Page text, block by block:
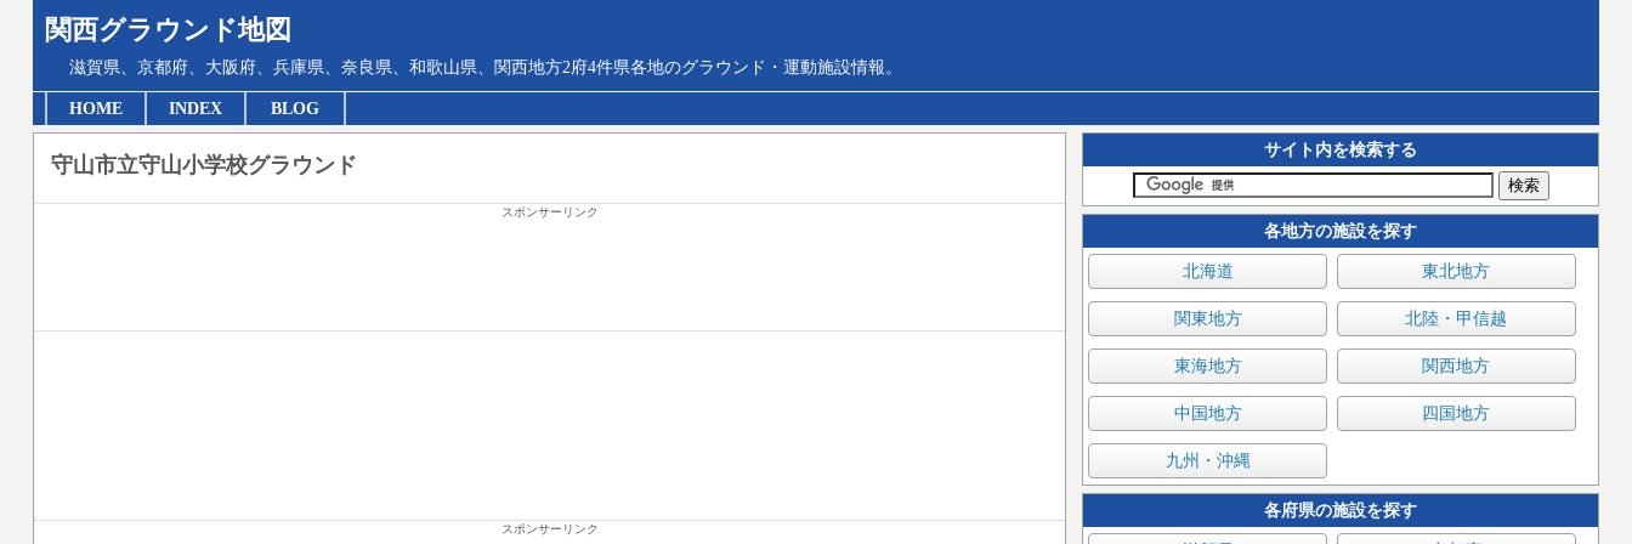
関西グラウンド地図
滋賀県、京都府、大阪府、兵庫県、奈良県、和歌山県、関西地方2府4件県各地のグラウンド・運動施設情報。
HOME INDEX BLOG
サイト内を検索する
各地方の施設を探す
北海道 東北地方
関東地方 北陸・甲信越
東海地方 関西地方
中国地方 四国地方
九州・沖縄
各府県の施設を探す
守山市立守山小学校グラウンド
スポンサーリンク
スポンサーリンク